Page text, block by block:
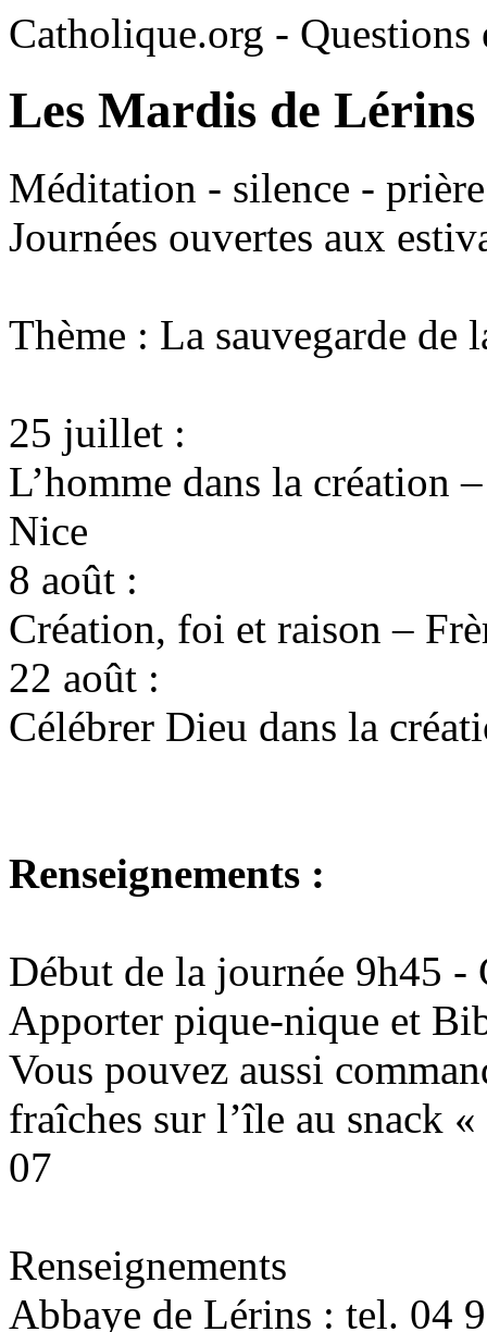
Catholique.org - Questions
Les Mardis de Lérins
Méditation - silence -
Journées ouvertes aux
Thème : La sauvegarde de
25 juillet :
L’homme dans la création
Nice
8 août :
Création, foi et raison –
22 août :
Célébrer Dieu dans la
Renseignements :
Début de la journée 9h45 -
Apporter pique-nique et
Vous pouvez aussi
fraîches sur l’île au snack
07
Renseignements
Abbaye de Lérins : tel. 04